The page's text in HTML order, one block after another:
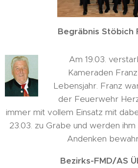
Begräbnis Stöbich
Am 19.03.
Kameraden
Lebensjahr. Franz
der Feuerwehr
immer mit vollem Einsatz mit
23.03. zu Grabe und werden
Andenken
Bezirks-FMD/AS